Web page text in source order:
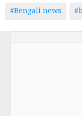
#Bengali news